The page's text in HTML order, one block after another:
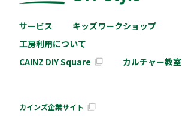
サービス
キッズワークショップ
工房利用について
CAINZ DIY Square
カルチャー教室
カインズ企業サイト